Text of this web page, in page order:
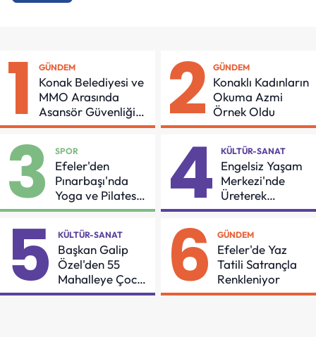
1 GÜNDEM
Konak Belediyesi ve
MMO Arasında
Asansör Güvenliği
İçin Önemli Protokol
2 GÜNDEM
Konaklı Kadınların
Okuma Azmi
Örnek Oldu
3 SPOR
Efeler'den
Pınarbaşı'nda
Yoga ve Pilates
Buluşması
4 KÜLTÜR-SANAT
Engelsiz Yaşam
Merkezi'nde
Üreterek
Güçleniyorlar
5 KÜLTÜR-SANAT
Başkan Galip
Özel'den 55
Mahalleye Çocuk
Şenliği
6 GÜNDEM
Efeler'de Yaz
Tatili Satrançla
Renkleniyor